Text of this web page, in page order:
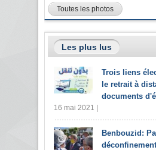
Toutes les photos
Les plus lus
Trois liens
le retrait à
documents
16 mai 2021 |
Benbouzid: